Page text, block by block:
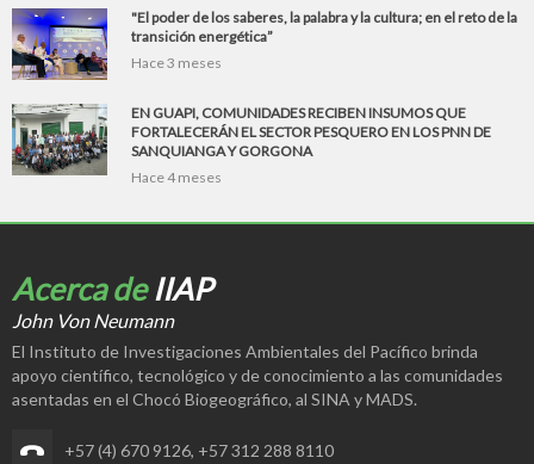
"El poder de los saberes, la palabra y la cultura; en el reto de la
transición energética”
Hace 3 meses
EN GUAPI, COMUNIDADES RECIBEN INSUMOS QUE
FORTALECERÁN EL SECTOR PESQUERO EN LOS PNN DE
SANQUIANGA Y GORGONA
Hace 4 meses
Acerca deIIAP
John Von Neumann
El Instituto de Investigaciones Ambientales del Pacífico brinda
apoyo científico, tecnológico y de conocimiento a las comunidades
asentadas en el Chocó Biogeográfico, al SINA y MADS.
+57 (4) 670 9126, +57 312 288 8110